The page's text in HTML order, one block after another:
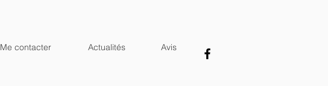
Me contacter Actualités Avis